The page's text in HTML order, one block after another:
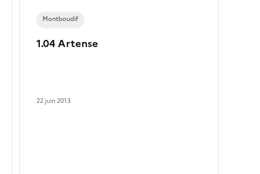
1.04 Artense
Montboudif
22 juin 2013